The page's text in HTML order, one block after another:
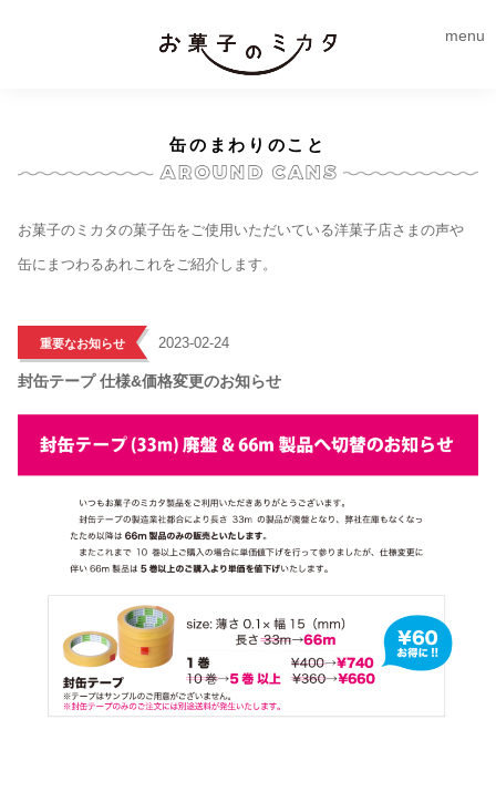
menu
缶のまわりのこと
お菓子のミカタの菓子缶をご使用いただいている洋菓子店さまの声や
缶にまつわるあれこれをご紹介します。
重要なお知らせ 2023-02-24
封缶テープ 仕様&価格変更のお知らせ